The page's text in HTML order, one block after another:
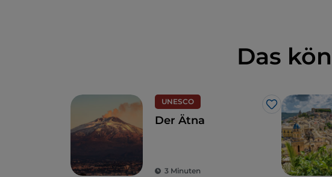
Das
UNESCO
Like
Der Ätna
3 Minuten